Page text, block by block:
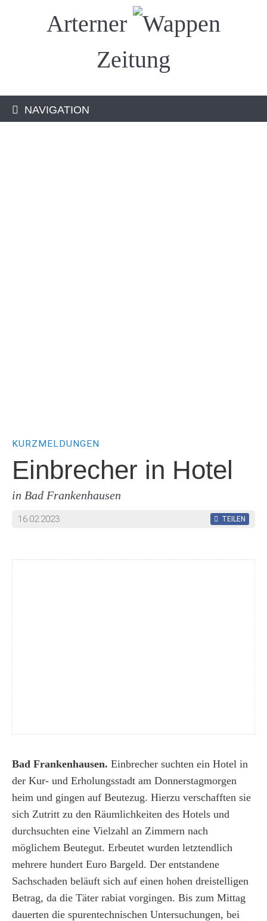
Arterner
Zeitung
NAVIGATION
KURZMELDUNGEN
Einbrecher in Hotel
in Bad Frankenhausen
16.02.2023 TEILEN
Bad Frankenhausen. Einbrecher suchten ein Hotel in
der Kur- und Erholungsstadt am Donnerstagmorgen
heim und gingen auf Beutezug. Hierzu verschafften sie
sich Zutritt zu den Räumlichkeiten des Hotels und
durchsuchten eine Vielzahl an Zimmern nach
möglichem Beutegut. Erbeutet wurden letztendlich
mehrere hundert Euro Bargeld. Der entstandene
Sachschaden beläuft sich auf einen hohen dreistelligen
Betrag, da die Täter rabiat vorgingen. Bis zum Mittag
dauerten die spurentechnischen Untersuchungen, bei